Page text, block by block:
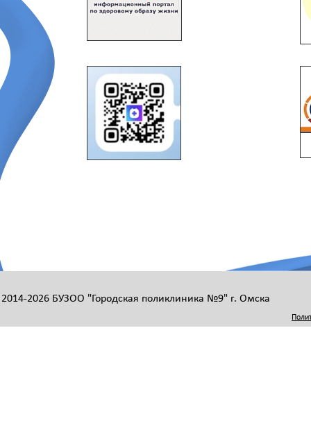
2026 БУЗОО "Городская поликлиника №9" г. Омска